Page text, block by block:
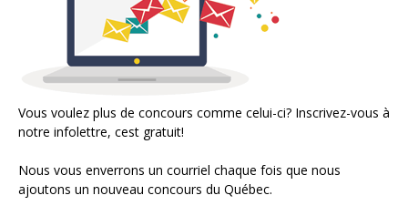
Vous voulez plus de concours comme celui-ci? Inscrivez-vous à
notre infolettre, cest gratuit!
Nous vous enverrons un courriel chaque fois que nous
ajoutons un nouveau concours du Québec.